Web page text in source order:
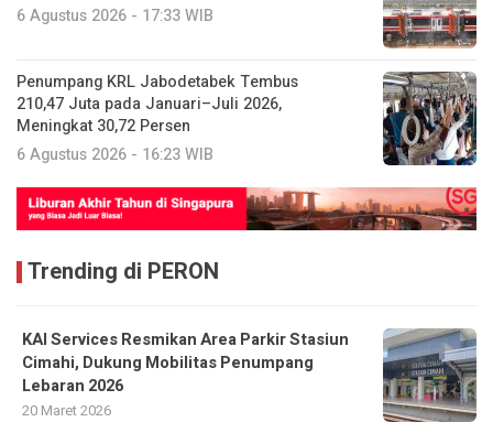
6 Agustus 2026 - 17:33 WIB
Penumpang KRL Jabodetabek Tembus
210,47 Juta pada Januari–Juli 2026,
Meningkat 30,72 Persen
6 Agustus 2026 - 16:23 WIB
Trending di PERON
KAI Services Resmikan Area Parkir Stasiun
Cimahi, Dukung Mobilitas Penumpang
Lebaran 2026
20 Maret 2026